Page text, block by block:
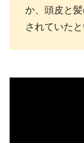
か、頭皮と
されていた